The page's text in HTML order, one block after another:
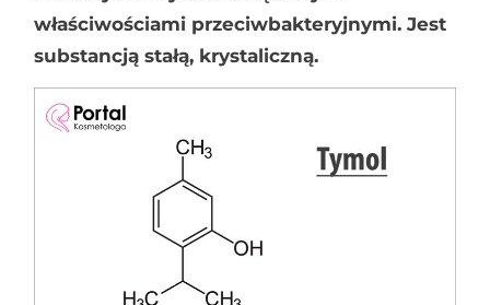
właściwościami przeciwbakteryjnymi. Jest
substancją stałą, krystaliczną.